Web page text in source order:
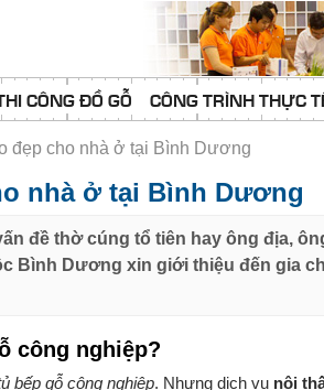
CÔNG ĐỒ GỖ CÔNG TRÌNH THỰC
đẹp cho nhà ở tại Bình Dương
nhà ở tại Bình Dương
đề thờ cúng tổ tiên hay ông địa,
Bình Dương xin giới thiệu đến gia
công nghiệp?
bếp gỗ công nghiệp. Nhưng dịch vụ nội